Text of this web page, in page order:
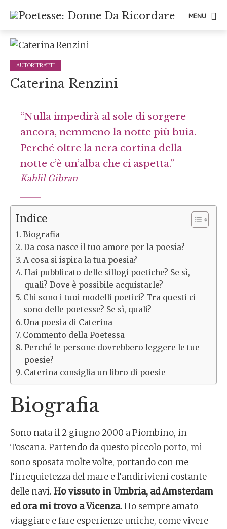
MENU
AUTORITRATTI
Caterina Renzini
“Nulla impedirà al sole di sorgere
ancora, nemmeno la notte più buia.
Perché oltre la nera cortina della
notte c’è un’alba che ci aspetta.”
Kahlil Gibran
Indice
Biografia
Da cosa nasce il tuo amore per la poesia?
A cosa si ispira la tua poesia?
Hai pubblicato delle sillogi poetiche? Se sì,
quali? Dove è possibile acquistarle?
Chi sono i tuoi modelli poetici? Tra questi ci
sono delle poetesse? Se sì, quali?
Una poesia di Caterina
Commento della Poetessa
Perché le persone dovrebbero leggere le tue
poesie?
Caterina consiglia un libro di poesie
Biografia
Sono nata il 2 giugno 2000 a Piombino, in
Toscana. Partendo da questo piccolo porto, mi
sono sposata molte volte, portando con me
l’irrequietezza del mare e l’andirivieni costante
delle navi. Ho vissuto in Umbria, ad Amsterdam
ed ora mi trovo a Vicenza.Ho sempre amato
viaggiare e fare esperienze uniche, come vivere